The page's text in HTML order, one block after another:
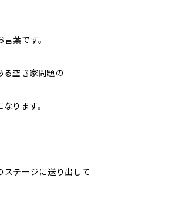
葉です。
空き家問題の
ります。
テージに送り出して